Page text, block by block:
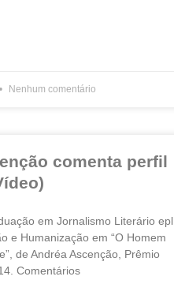
Nenhum comentário
comenta perfil
em Jornalismo Literário epl
e Humanização em “O Homem
de Andréa Ascenção, Prêmio
Comentários